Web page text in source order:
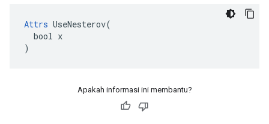
Attrs UseNesterov(
  bool x
)
Apakah informasi ini membantu?